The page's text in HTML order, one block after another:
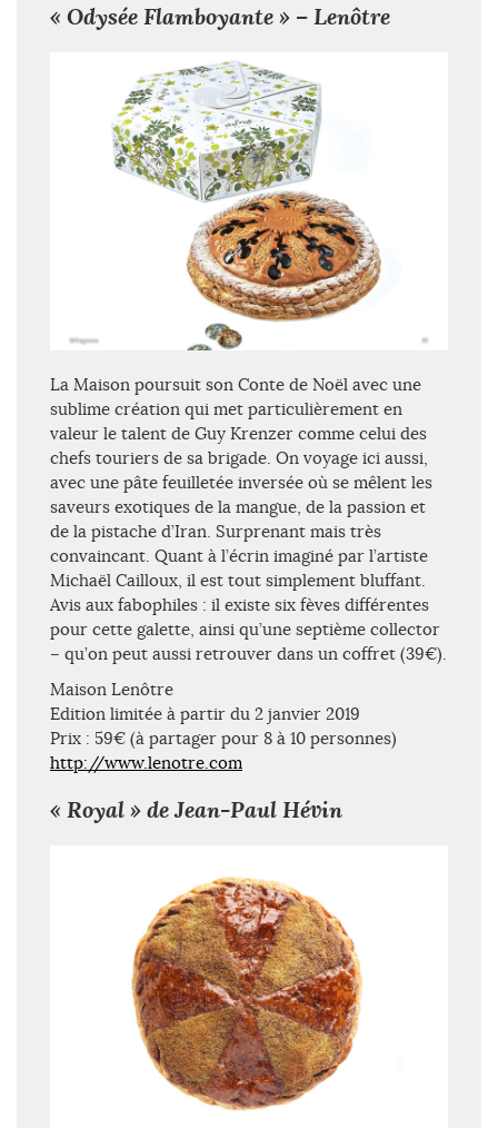
« Odysée Flamboyante » – Lenôtre
La Maison poursuit son Conte de Noël avec une
sublime création qui met particulièrement en
valeur le talent de Guy Krenzer comme celui des
chefs touriers de sa brigade. On voyage ici aussi,
avec une pâte feuilletée inversée où se mêlent les
saveurs exotiques de la mangue, de la passion et
de la pistache d’Iran. Surprenant mais très
convaincant. Quant à l’écrin imaginé par l’artiste
Michaël Cailloux, il est tout simplement bluffant.
Avis aux fabophiles : il existe six fèves différentes
pour cette galette, ainsi qu’une septième collector
– qu’on peut aussi retrouver dans un coffret (39€).
Maison Lenôtre
Edition limitée à partir du 2 janvier 2019
Prix : 59€ (à partager pour 8 à 10 personnes)
http://www.lenotre.com
« Royal » de Jean-Paul Hévin